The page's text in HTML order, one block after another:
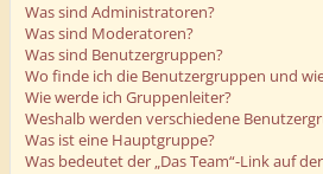
Was sind Administratoren?
Was sind Moderatoren?
Was sind Benutzergruppen?
Wo finde ich die Benutzergruppen und
Wie werde ich Gruppenleiter?
Weshalb werden verschiedene
Was ist eine Hauptgruppe?
Was bedeutet der „Das Team“-Link auf